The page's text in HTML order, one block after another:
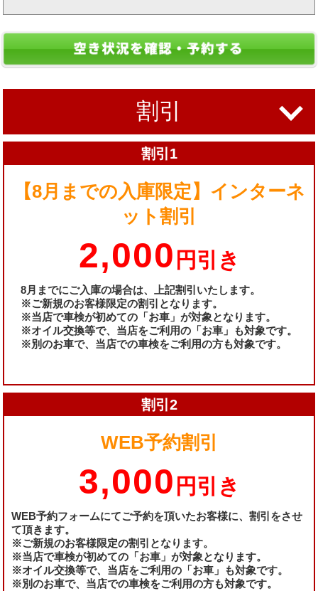
割引
割引1
【8月までの入庫限定】インターネ
ット割引
2,000 円引き
8月までにご入庫の場合は、上記割引いたします。
※ご新規のお客様限定の割引となります。
※当店で車検が初めての「お車」が対象となります。
※オイル交換等で、当店をご利用の「お車」も対象です。
※別のお車で、当店での車検をご利用の方も対象です。
割引2
WEB予約割引
3,000 円引き
WEB予約フォームにてご予約を頂いたお客様に、割引をさせ
て頂きます。
※ご新規のお客様限定の割引となります。
※当店で車検が初めての「お車」が対象となります。
※オイル交換等で、当店をご利用の「お車」も対象です。
※別のお車で、当店での車検をご利用の方も対象です。